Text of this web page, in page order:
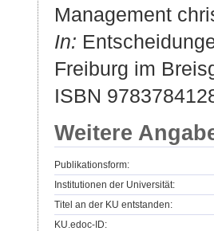
Management
In:
Freiburg im
ISBN
Weitere
Publikationsform:
Institutionen der Universität:
Titel an der KU entstanden:
KU.edoc-ID: